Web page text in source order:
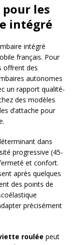
les
intégré
intégré
français. Pour
offrent des
autonomes
un rapport qualité-
des modèles
d’attache pour
dans
progressive (45-
et confort.
après quelques
des points de
précisément
roulée peut